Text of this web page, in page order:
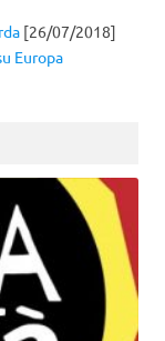
[26/07/2018]
Europa